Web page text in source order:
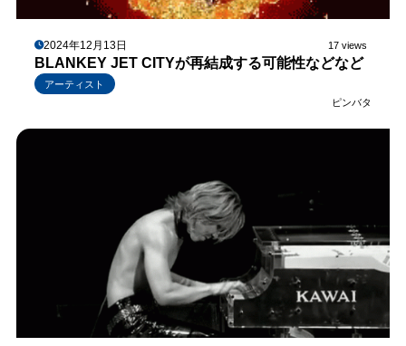
2024年12月13日 17 views
BLANKEY JET CITYが再結成する可能性などなど
アーティスト
ピンバタ